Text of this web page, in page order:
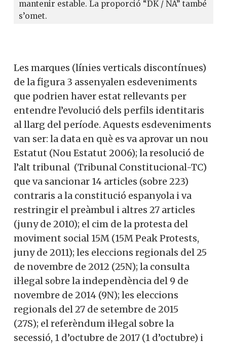
mantenir estable. La proporció “DK / NA” també
s’omet.
Les marques (línies verticals discontínues)
de la figura 3 assenyalen esdeveniments
que podrien haver estat rellevants per
entendre l’evolució dels perfils identitaris
al llarg del període. Aquests esdeveniments
van ser: la data en què es va aprovar un nou
Estatut (Nou Estatut 2006); la resolució de
l’alt tribunal (Tribunal Constitucional-TC)
que va sancionar 14 articles (sobre 223)
contraris a la constitució espanyola i va
restringir el preàmbul i altres 27 articles
(juny de 2010); el cim de la protesta del
moviment social 15M (15M Peak Protests,
juny de 2011); les eleccions regionals del 25
de novembre de 2012 (25N); la consulta
il·legal sobre la independència del 9 de
novembre de 2014 (9N); les eleccions
regionals del 27 de setembre de 2015
(27S); el referèndum il·legal sobre la
secessió, 1 d’octubre de 2017 (1 d’octubre) i